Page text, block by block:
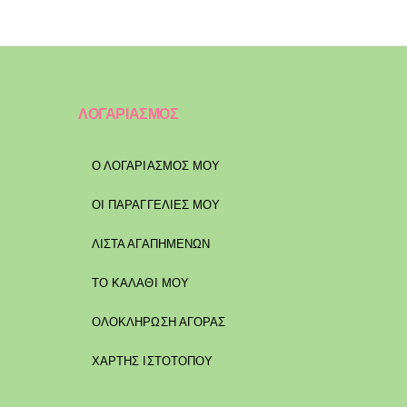
ΛΟΓΑΡΙΑΣΜΟΣ
Ο ΛΟΓΑΡΙΑΣΜΟΣ ΜΟΥ
ΟΙ ΠΑΡΑΓΓΕΛΙΕΣ ΜΟΥ
ΛΙΣΤΑ ΑΓΑΠΗΜΕΝΩΝ
ΤΟ ΚΑΛΑΘΙ ΜΟΥ
ΟΛΟΚΛΗΡΩΣΗ ΑΓΟΡΑΣ
ΧΑΡΤΗΣ ΙΣΤΟΤΟΠΟΥ